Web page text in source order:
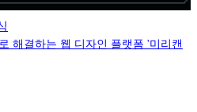
해결하는 웹 디자인 플랫폼 '미리캔